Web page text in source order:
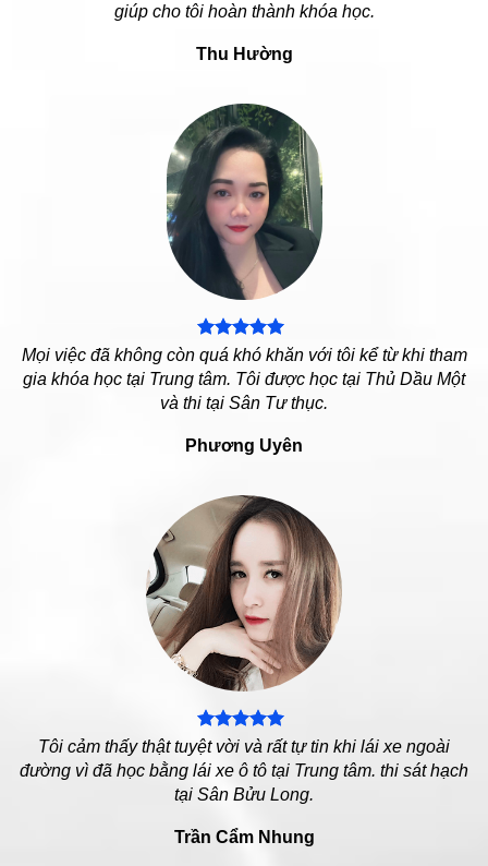
giúp cho tôi hoàn thành khóa học.
Thu Hường
Mọi việc đã không còn quá khó khăn với tôi kể từ khi tham
gia khóa học tại Trung tâm. Tôi được học tại Thủ Dầu Một
và thi tại Sân Tư thục.
Phương Uyên
Tôi cảm thấy thật tuyệt vời và rất tự tin khi lái xe ngoài
đường vì đã học bằng lái xe ô tô tại Trung tâm. thi sát hạch
tại Sân Bửu Long.
Trần Cẩm Nhung